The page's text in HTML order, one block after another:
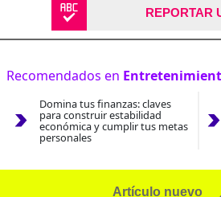
REPORTAR
Recomendados en
Domina tus finanzas: claves
para construir estabilidad
económica y cumplir tus metas
personales
Artículo nuevo